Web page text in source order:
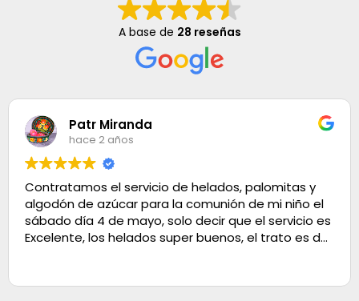
A base de 28 reseñas
Patr Miranda
hace 2 años
Contratamos el servicio de helados, palomitas y
algodón de azúcar para la comunión de mi niño el
sábado día 4 de mayo, solo decir que el servicio es
Excelente, los helados super buenos, el trato es de